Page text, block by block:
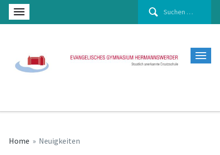
Suchen
Home » Neuigkeiten